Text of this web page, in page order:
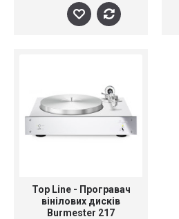
Top Line - Програвач
вінілових дисків
Burmester 217